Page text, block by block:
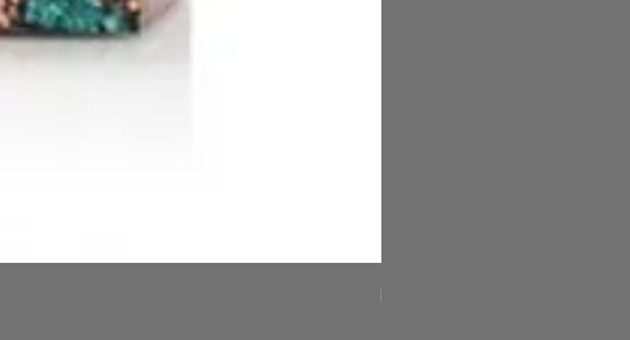
FARANミネラルアイライナ